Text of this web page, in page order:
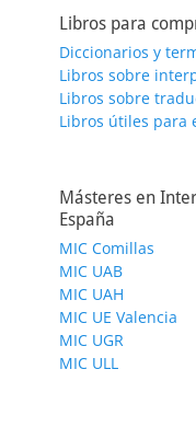
Libros para
Diccionarios y
Libros sobre
Libros sobre
Libros útiles para
Másteres en
España
MIC Comillas
MIC UAB
MIC UAH
MIC UE Valencia
MIC UGR
MIC ULL